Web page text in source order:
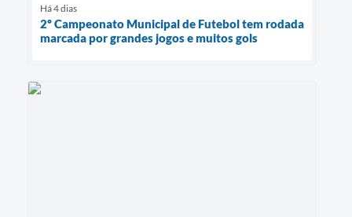
Há 4 dias
2º Campeonato Municipal de Futebol tem rodada
marcada por grandes jogos e muitos gols